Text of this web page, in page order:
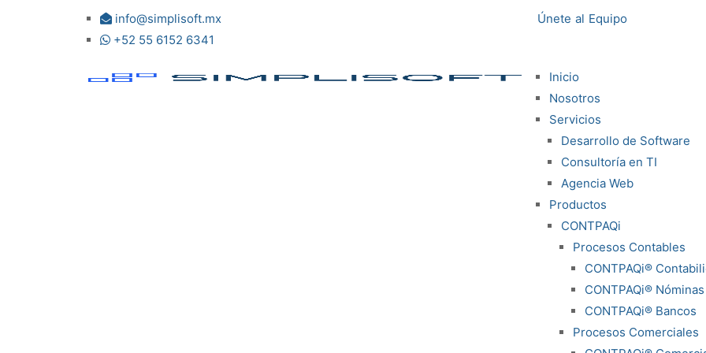
info@simplisoft.mx
+52 55 6152 6341
Únete al Equipo
Inicio
Nosotros
Servicios
Desarrollo de Software
Consultoría en TI
Agencia Web
Productos
CONTPAQi
Procesos Contables
CONTPAQi®
CONTPAQi® Nóminas
CONTPAQi® Bancos
Procesos Comerciales